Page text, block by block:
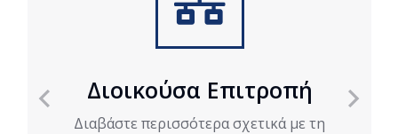
Διοικούσα Επιτροπή
Διαβάστε περισσότερα σχετικά με τη